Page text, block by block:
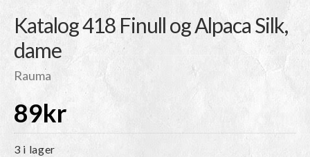
Katalog 418 Finull og Alpaca Silk,
dame
Rauma
89kr
3 i lager